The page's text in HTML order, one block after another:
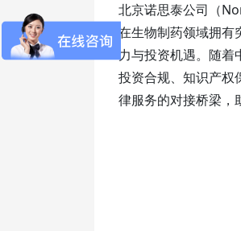
北京诺思泰公司（
在生物制药领域拥
力与投资机遇。随
投资合规、知识产权
律服务的对接桥梁，